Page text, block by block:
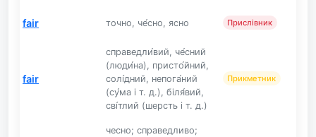
fair точно, че́сно, ясно Прислівник
fair
справедли́вий, че́сний
(люди́на), присто́йний,
солі́дний, непога́ний
(су́ма і т. д.), біля́вий,
сві́тлий (шерсть і т. д.)
Прикметник
чесно; справедливо;